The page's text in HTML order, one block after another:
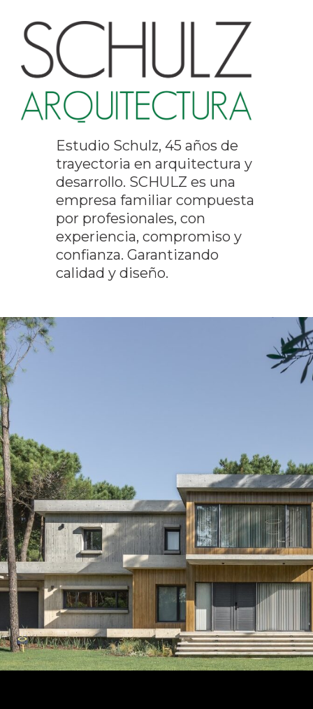
Estudio Schulz, 45 años de
trayectoria en arquitectura y
desarrollo. SCHULZ es una
empresa familiar compuesta
por profesionales, con
experiencia, compromiso y
confianza. Garantizando
calidad y diseño.